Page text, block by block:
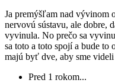
Ja premýšľam nad vývinom
nervovú sústavu, ale dobre,
vyvinula. No prečo sa
sa toto a toto spojí a bude
majú byť dve, aby sme
Pred 1 rokom...